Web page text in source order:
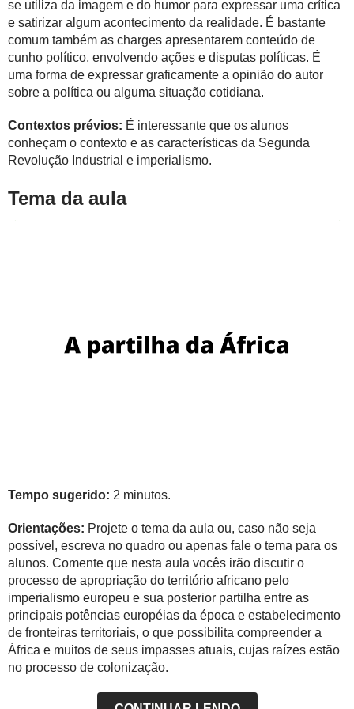
se utiliza da imagem e do humor para expressar uma crítica
e satirizar algum acontecimento da realidade. É bastante
comum também as charges apresentarem conteúdo de
cunho político, envolvendo ações e disputas políticas. É
uma forma de expressar graficamente a opinião do autor
sobre a política ou alguma situação cotidiana.
Contextos prévios: É interessante que os alunos
conheçam o contexto e as características da Segunda
Revolução Industrial e imperialismo.
Tema da aula
Tempo sugerido: 2 minutos.
Orientações: Projete o tema da aula ou, caso não seja
possível, escreva no quadro ou apenas fale o tema para os
alunos. Comente que nesta aula vocês irão discutir o
processo de apropriação do território africano pelo
imperialismo europeu e sua posterior partilha entre as
principais potências européias da época e estabelecimento
de fronteiras territoriais, o que possibilita compreender a
África e muitos de seus impasses atuais, cujas raízes estão
no processo de colonização.